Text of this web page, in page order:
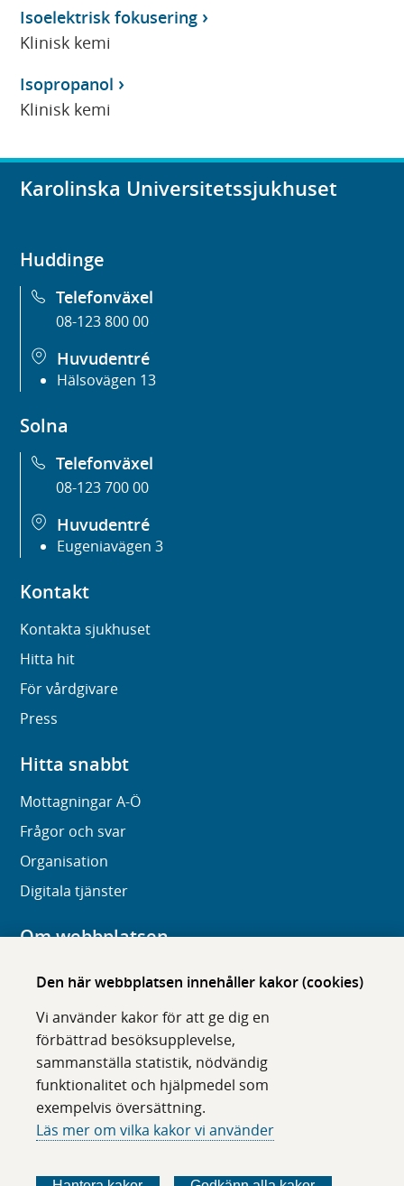
Den här webbplatsen innehåller kakor (cookies)
Vi använder kakor för att ge dig en
förbättrad besöksupplevelse,
sammanställa statistik, nödvändig
funktionalitet och hjälpmedel som
exempelvis översättning.
Läs mer om vilka kakor vi använder
Isoelektrisk fokusering
Klinisk kemi
Isopropanol
Klinisk kemi
Karolinska Universitetssjukhuset
Huddinge
Telefonväxel
08-123 800 00
Huvudentré
Hälsovägen 13
Solna
Telefonväxel
08-123 700 00
Huvudentré
Eugeniavägen 3
Kontakt
Kontakta sjukhuset
Hitta hit
För vårdgivare
Press
Hitta snabbt
Mottagningar A-Ö
Frågor och svar
Organisation
Digitala tjänster
Om webbplatsen
Om karolinska.se
Tillgänglighet
Om cookies
Följ oss i sociala medier
ö
ö
ö